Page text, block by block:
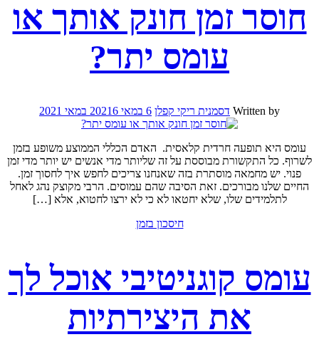
חוסר זמן חונק אותך או
עומס יתר?
Written by דסמנית ריקי קפלן 6 במאי 2021 6 במאי 2021
עומס היא תופעה חרדית קלאסית. האדם הכללי הממוצע משופע בזמן
לשרוף. כל התקשורת מבוססת על זה שליותר מדי אנשים יש יותר מדי זמן
פנוי. יש מחמאה מוסתרת בזה שאנחנו צריכים לחפש איך לחסוך זמן.
החיים שלנו מבורכים. זאת הסיבה שהם עמוסים. הרבי מקוצק נהג לאחל
לתלמידים שלו, שלא יחטאו לא כי לא ירצו לחטוא, אלא […]
חיסכון בזמן
עומס קוגניטיבי אוכל לך
את היצירתיות